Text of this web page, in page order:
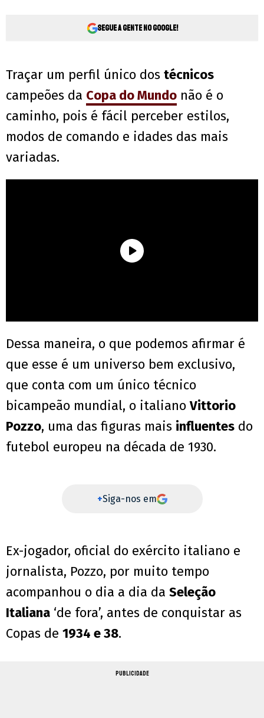
Segue a gente no Google!
Traçar um perfil único dos técnicos
campeões da Copa do Mundo não é o
caminho, pois é fácil perceber estilos,
modos de comando e idades das mais
variadas.
Dessa maneira, o que podemos afirmar é
que esse é um universo bem exclusivo,
que conta com um único técnico
bicampeão mundial, o italianoVittorio
Pozzo, uma das figuras mais influentes do
futebol europeu na década de 1930.
+Siga-nos em
Ex-jogador, oficial do exército italiano e
jornalista, Pozzo, por muito tempo
acompanhou o dia a dia da Seleção
Italiana ‘de fora’, antes de conquistar as
Copas de 1934 e 38.
PUBLICIDADE